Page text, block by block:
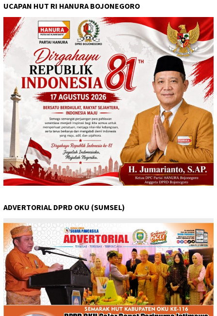
UCAPAN HUT RI HANURA BOJONEGORO
ADVERTORIAL DPRD OKU (SUMSEL)